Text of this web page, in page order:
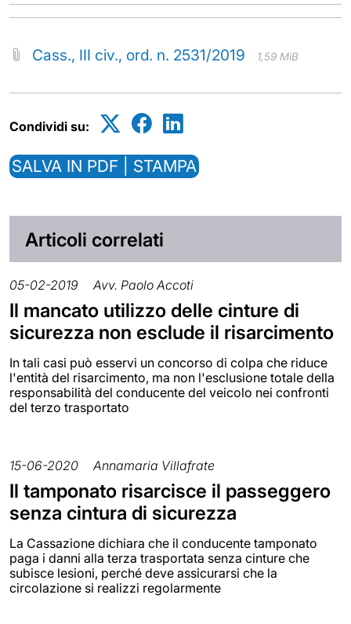
Cass., III civ., ord. n. 2531/2019 1,59 MiB
Condividi su:
SALVA IN PDF | STAMPA
Articoli correlati
05-02-2019 Avv. Paolo Accoti
Il mancato utilizzo delle cinture di
sicurezza non esclude il risarcimento
In tali casi può esservi un concorso di colpa che riduce
l'entità del risarcimento, ma non l'esclusione totale della
responsabilità del conducente del veicolo nei confronti
del terzo trasportato
15-06-2020 Annamaria Villafrate
Il tamponato risarcisce il passeggero
senza cintura di sicurezza
La Cassazione dichiara che il conducente tamponato
paga i danni alla terza trasportata senza cinture che
subisce lesioni, perché deve assicurarsi che la
circolazione si realizzi regolarmente